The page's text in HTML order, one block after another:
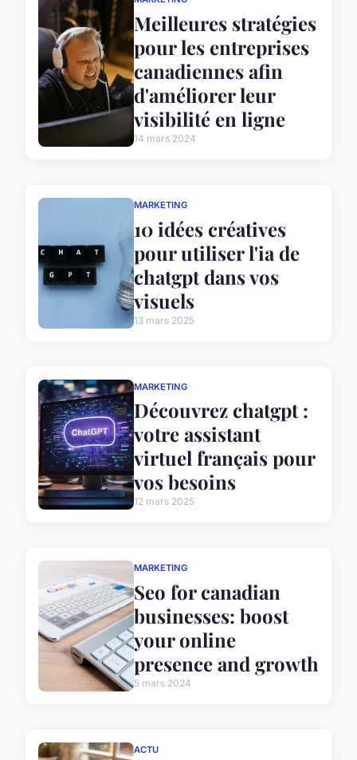
Meilleures stratégies
pour les entreprises
canadiennes afin
d'améliorer leur
visibilité en ligne
14 mars 2024
MARKETING
10 idées créatives
pour utiliser l'ia de
chatgpt dans vos
visuels
13 mars 2025
MARKETING
Découvrez chatgpt :
votre assistant
virtuel français pour
vos besoins
12 mars 2025
MARKETING
Seo for canadian
businesses: boost
your online
presence and growth
5 mars 2024
ACTU